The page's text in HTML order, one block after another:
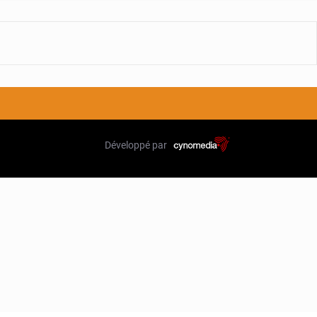
Développé par